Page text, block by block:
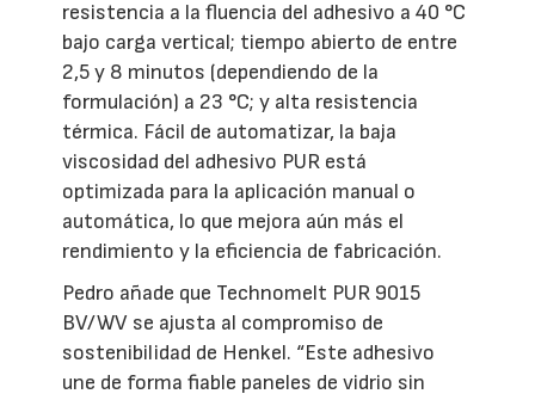
resistencia a la fluencia del adhesivo a 40 °C
bajo carga vertical; tiempo abierto de entre
2,5 y 8 minutos (dependiendo de la
formulación) a 23 °C; y alta resistencia
térmica. Fácil de automatizar, la baja
viscosidad del adhesivo PUR está
optimizada para la aplicación manual o
automática, lo que mejora aún más el
rendimiento y la eficiencia de fabricación.
Pedro añade que Technomelt PUR 9015
BV/WV se ajusta al compromiso de
sostenibilidad de Henkel. “Este adhesivo
une de forma fiable paneles de vidrio sin